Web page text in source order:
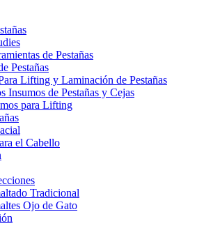
de Pestañas
Pestañas
Lifting y Laminación de Pestañas
Insumos de Pestañas y Cejas
para Lifting
el Cabello
Tradicional
Ojo de Gato